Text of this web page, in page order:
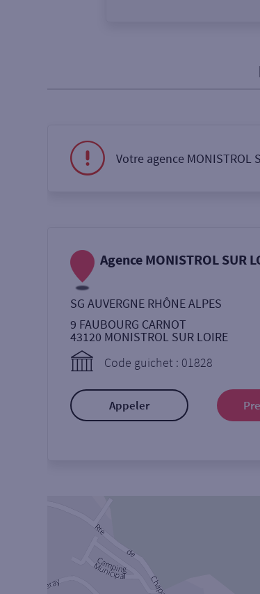
Une agence
Autour de moi
Votre agence
Agence MONISTROL SUR
SG AUVERGNE RHÔNE ALPES
9 FAUBOURG CARNOT
43120 MONISTROL SUR LOIRE
Code guichet : 01828
Appeler